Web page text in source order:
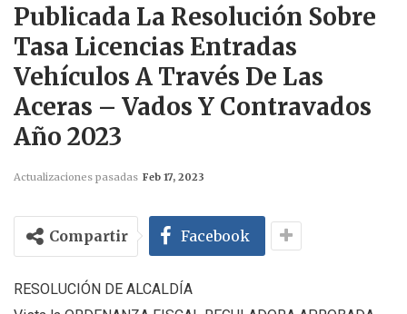
Publicada La Resolución Sobre
Tasa Licencias Entradas
Vehículos A Través De Las
Aceras – Vados Y Contravados
Año 2023
Actualizaciones pasadas Feb 17, 2023
Compartir Facebook
RESOLUCIÓN DE ALCALDÍA